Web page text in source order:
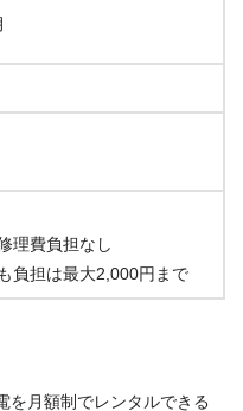
理費負担なし
負担は最大2,000円まで
を月額制でレンタルできる